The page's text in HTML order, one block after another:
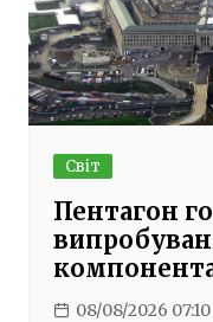
Світ
Пентагон
08/08/2026 07:10